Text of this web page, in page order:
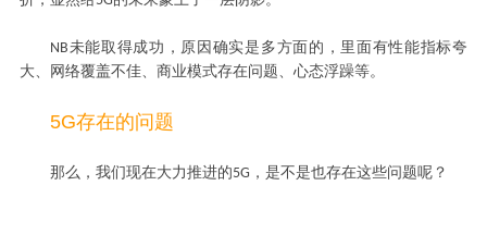
NB未能取得成功，原因确实是多方面的 ，里面有性能指标夸
大、网络覆盖不佳、商业模式存在问题、心态浮躁等。
5G存在的问题
那么，我们现在大力推进的5G ，是不是也存在这些问题呢？